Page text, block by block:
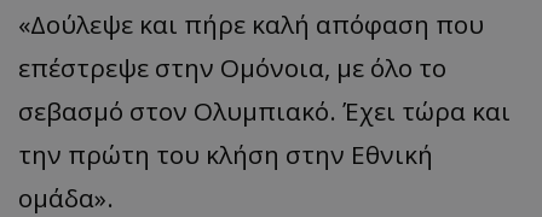
«Δούλεψε και πήρε καλή απόφαση που
επέστρεψε στην Ομόνοια, με όλο το
σεβασμό στον Ολυμπιακό. Έχει τώρα και
την πρώτη του κλήση στην Εθνική
ομάδα».